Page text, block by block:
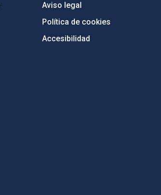
Aviso legal
Política de cookies
Accesibilidad